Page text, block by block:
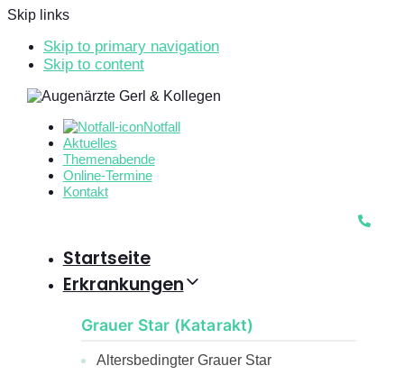
Skip links
Skip to primary navigation
Skip to content
Notfall
Aktuelles
Themenabende
Online-Termine
Kontakt
Startseite
Erkrankungen
Grauer Star (Katarakt)
Altersbedingter Grauer Star